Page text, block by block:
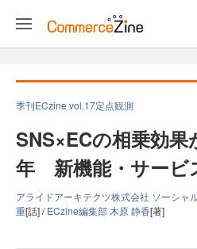
季刊ECzine vol.17定点観測
SNS×ECの相乗効果
年 新機能・サービ
アライドアーキテクツ株式会社 ソーシャ
重[話] /ECzine編集部 木原 静香[著]